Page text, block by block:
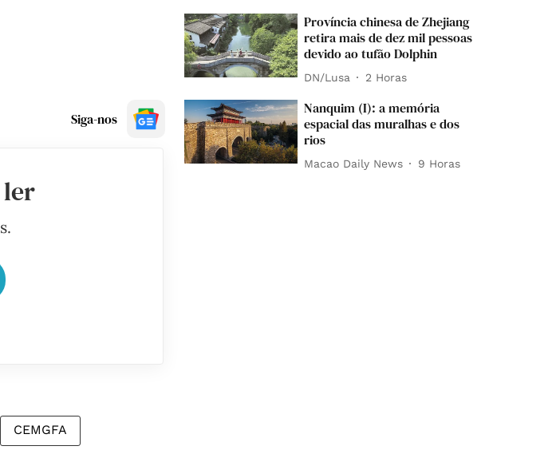
Siga-nos
ler
CEMGFA
Província chinesa de Zhejiang
retira mais de dez mil pessoas
devido ao tufão Dolphin
DN/Lusa 2 Horas
Nanquim (I): a memória
espacial das muralhas e dos
rios
Macao Daily News 9 Horas